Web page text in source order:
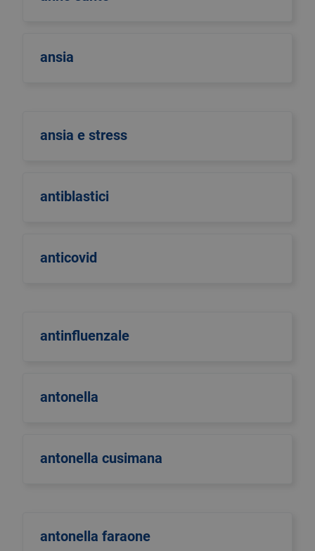
ansia
ansia e stress
antiblastici
anticovid
antinfluenzale
antonella
antonella cusimana
antonella faraone